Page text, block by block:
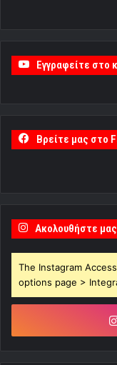
Εγγραφείτε στο
Βρείτε μας στο
Ακολουθήστε
The Instagram
options page >